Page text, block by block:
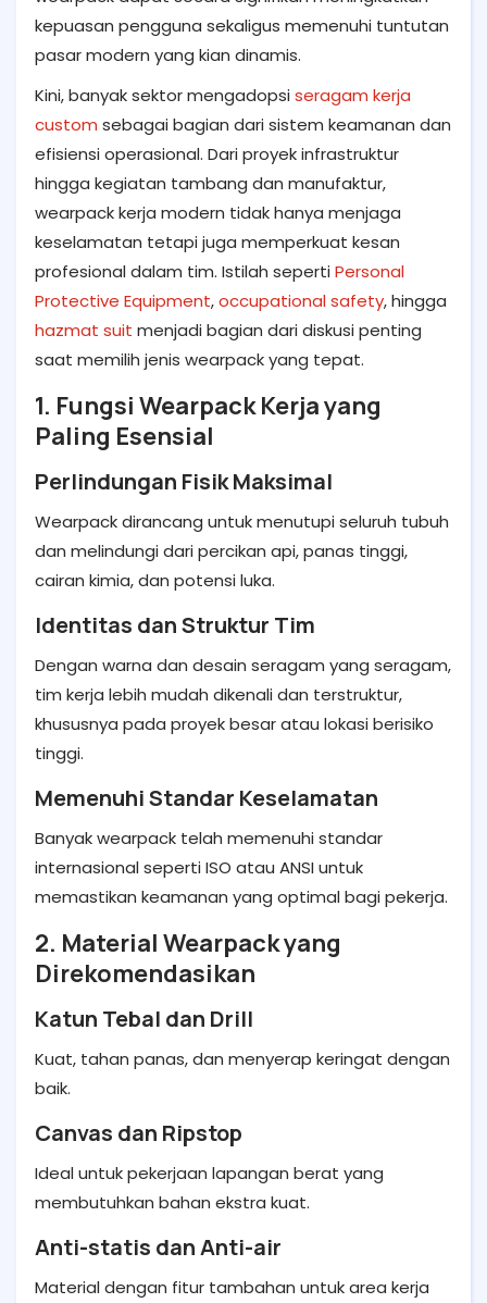
kepuasan pengguna sekaligus memenuhi tuntutan
pasar modern yang kian dinamis.
Kini, banyak sektor mengadopsiseragam kerja
custom sebagai bagian dari sistem keamanan dan
efisiensi operasional. Dari proyek infrastruktur
hingga kegiatan tambang dan manufaktur,
wearpack kerja modern tidak hanya menjaga
keselamatan tetapi juga memperkuat kesan
profesional dalam tim. Istilah sepertiPersonal
Protective Equipment,occupational safety, hingga
hazmat suit menjadi bagian dari diskusi penting
saat memilih jenis wearpack yang tepat.
1. Fungsi Wearpack Kerja yang
Paling Esensial
Perlindungan Fisik Maksimal
Wearpack dirancang untuk menutupi seluruh tubuh
dan melindungi dari percikan api, panas tinggi,
cairan kimia, dan potensi luka.
Identitas dan Struktur Tim
Dengan warna dan desain seragam yang seragam,
tim kerja lebih mudah dikenali dan terstruktur,
khususnya pada proyek besar atau lokasi berisiko
tinggi.
Memenuhi Standar Keselamatan
Banyak wearpack telah memenuhi standar
internasional seperti ISO atau ANSI untuk
memastikan keamanan yang optimal bagi pekerja.
2. Material Wearpack yang
Direkomendasikan
Katun Tebal dan Drill
Kuat, tahan panas, dan menyerap keringat dengan
baik.
Canvas dan Ripstop
Ideal untuk pekerjaan lapangan berat yang
membutuhkan bahan ekstra kuat.
Anti-statis dan Anti-air
Material dengan fitur tambahan untuk area kerja